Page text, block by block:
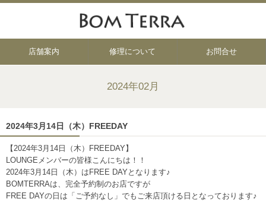
店舗案内 修理について お問合せ
2024年02月
2024年3月14日（木）FREEDAY
【2024年3月14日（木） FREEDAY】
LOUNGEメンバーの皆様こんにちは！！
2024年3月14日（木）はFREE DAYとなります♪
BOMTERRAは、完全予約制のお店ですが
FREE DAYの日は 「ご予約なし」 でもご来店頂ける日となっております♪